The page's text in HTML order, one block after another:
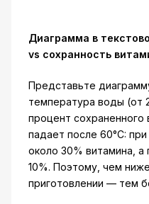
Диаграмма в
vs сохранность
Представьте
температура воды (от
процент сохраненного
падает после 60°C:
около 30% витамина,
10%. Поэтому, чем
приготовлении — тем